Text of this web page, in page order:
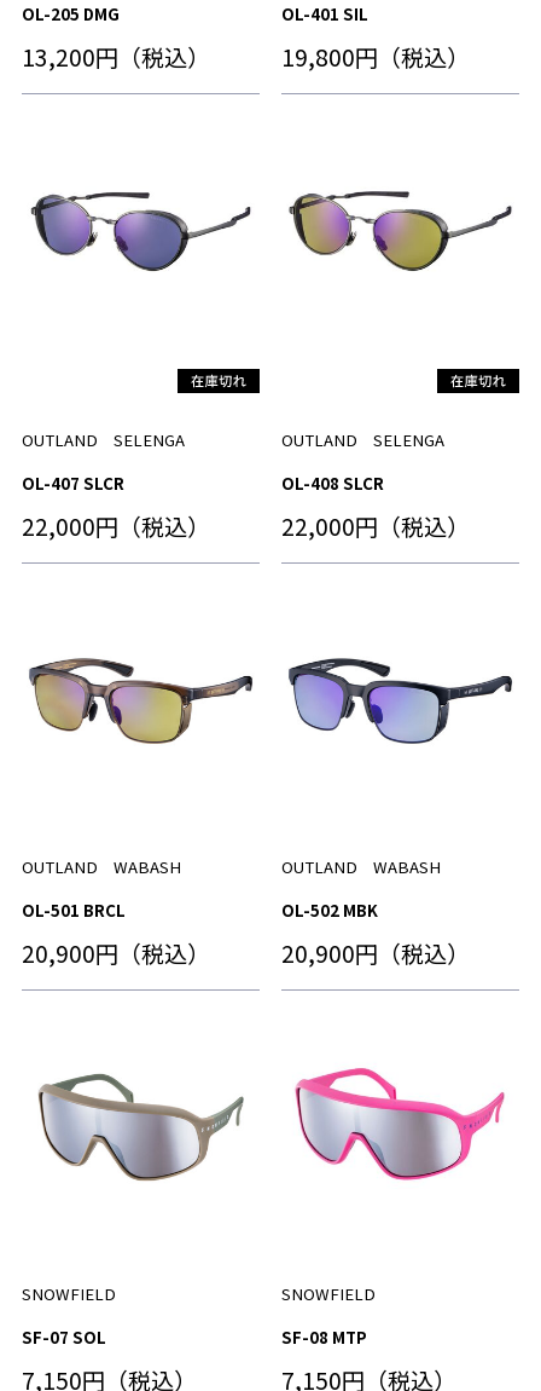
OL-205 DMG
13,200円（税込）
OL-401 SIL
19,800円（税込）
OUTLAND SELENGA
OL-407 SLCR
22,000円（税込）
OUTLAND SELENGA
OL-408 SLCR
22,000円（税込）
OUTLAND WABASH
OL-501 BRCL
20,900円（税込）
OUTLAND WABASH
OL-502 MBK
20,900円（税込）
SNOWFIELD
SF-07 SOL
7,150円（税込）
SNOWFIELD
SF-08 MTP
7,150円（税込）